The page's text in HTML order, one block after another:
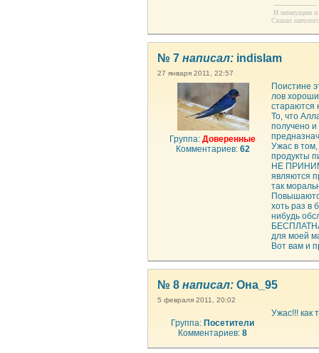
--------------------
И неимущим и
Сказал
№ 7 написал: indislam
27 января 2011, 22:57
Группа:Доверенные
Комментариев: 62
Поистине
лов
стараются
То, что
получено и
Ужас в том,
продукты
НЕ
являются
так
хоть раз в
нибудь
для моей
Вот вам и
№ 8 написал: Она_95
5 февраля 2011, 20:02
Группа: Посетители
Комментариев:8
Ужас!!! как